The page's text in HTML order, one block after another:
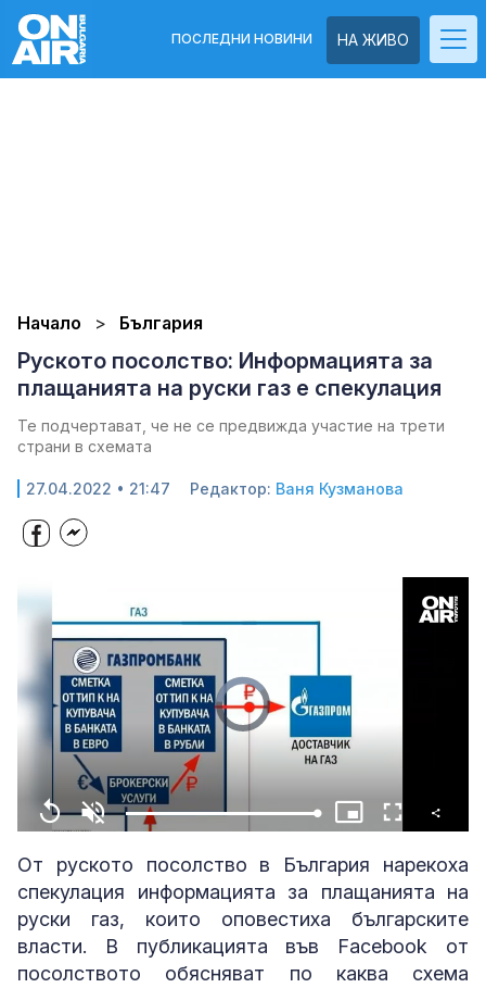
НА ЖИВО
ПОСЛЕДНИ НОВИНИ
Начало България
Руското посолство: Информацията за
плащанията на руски газ е спекулация
Те подчертават, че не се предвижда участие на трети
страни в схемата
27.04.2022 • 21:47 Редактор: Ваня Кузманова
Video
Player
is
loading.
Replay Unmute Loaded:
Picture-
Fullscreen
От руското посолство в България нарекоха
спекулация информацията за плащанията на
руски газ, които оповестиха българските
власти. В публикацията във Facebook от
посолството обясняват по каква схема